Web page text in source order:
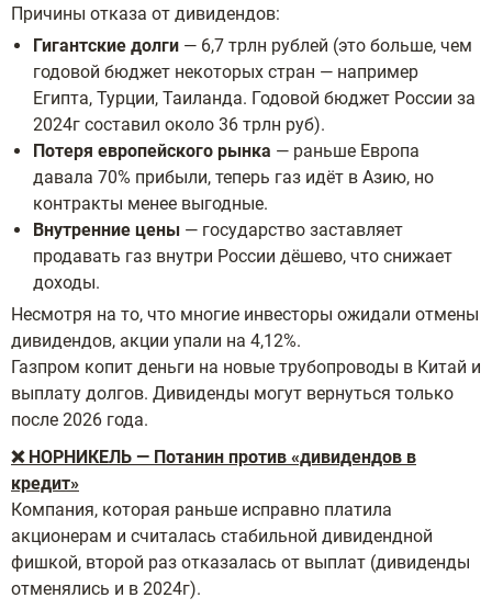
Причины отказа от дивидендов:
Гигантские долги — 6,7 трлн рублей (это больше, чем
годовой бюджет некоторых стран — например
Египта, Турции, Таиланда. Годовой бюджет России за
2024г составил около 36 трлн руб).
Потеря европейского рынка — раньше Европа
давала 70% прибыли, теперь газ идёт в Азию, но
контракты менее выгодные.
Внутренние цены — государство заставляет
продавать газ внутри России дёшево, что снижает
доходы.
Несмотря на то, что многие инвесторы ожидали отмены
дивидендов, акции упали на 4,12%.
Газпром копит деньги на новые трубопроводы в Китай и
выплату долгов. Дивиденды могут вернуться только
после 2026 года.
❌ НОРНИКЕЛЬ — Потанин против «дивидендов в
кредит»
Компания, которая раньше исправно платила
акционерам и считалась стабильной дивидендной
фишкой, второй раз отказалась от выплат (дивиденды
отменялись и в 2024г).